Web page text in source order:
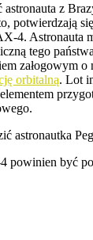
astronauta z
potwierdzają
4. Astronauta
tego
załogowym o
orbitalną. Lot
astronautka
powinien być